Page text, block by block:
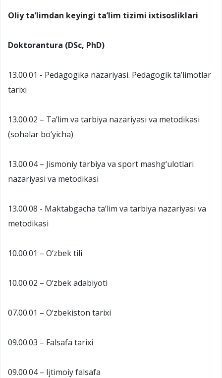
Oliy ta’limdan keyingi ta’lim tizimi ixtisosliklari
Doktorantura (DSc, PhD)
13.00.01 - Pedagogika nazariyasi. Pedagogik ta’limotlar
tarixi
13.00.02 – Ta’lim va tarbiya nazariyasi va metodikasi
(sohalar bo‘yicha)
13.00.04 – Jismoniy tarbiya va sport mashg‘ulotlari
nazariyasi va metodikasi
13.00.08 - Maktabgacha ta’lim va tarbiya nazariyasi va
metodikasi
10.00.01 – O‘zbek tili
10.00.02 – O‘zbek adabiyoti
07.00.01 – O‘zbekiston tarixi
09.00.03 – Falsafa tarixi
09.00.04 – Ijtimoiy falsafa